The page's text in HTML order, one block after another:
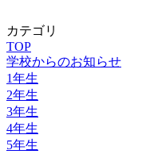
カテゴリ
TOP
学校からのお知らせ
1年生
2年生
3年生
4年生
5年生